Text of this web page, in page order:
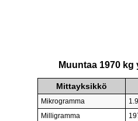
Muuntaa 1970
Mittayksikkö
Mikrogramma
Milligramma